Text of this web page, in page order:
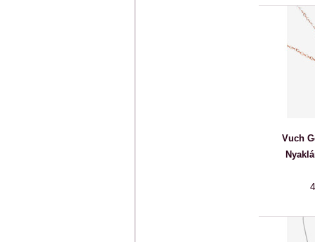
Vuch